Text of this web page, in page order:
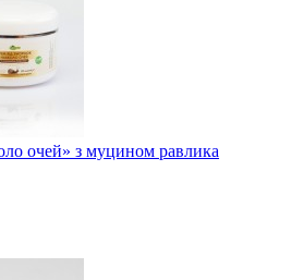
очей» з муцином равлика